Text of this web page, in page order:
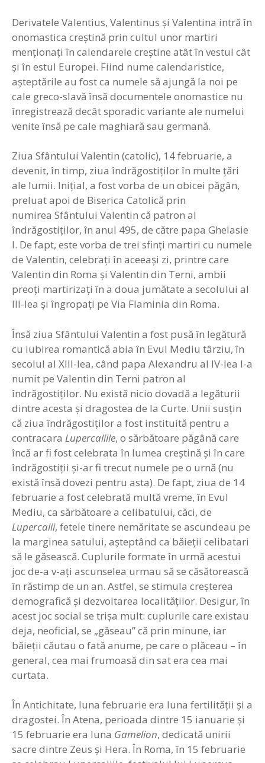
Derivatele Valentius, Valentinus şi Valentina intră în
onomastica creştină prin cultul unor martiri
menţionaţi în calendarele creştine atât în vestul cât
şi în estul Europei. Fiind nume calendaristice,
așteptările au fost ca numele să ajungă la noi pe
cale greco-slavă însă documentele onomastice nu
înregistrează decât sporadic variante ale numelui
venite însă pe cale maghiară sau germană.
Ziua Sfântului Valentin (catolic), 14 februarie, a
devenit, în timp, ziua îndrăgostiţilor în multe ţări
ale lumii. Iniţial, a fost vorba de un obicei păgân,
preluat apoi de Biserica Catolică prin
numirea Sfântului Valentin că patron al
îndrăgostiţilor, în anul 495, de către papa Ghelasie
I. De fapt, este vorba de trei sfinţi martiri cu numele
de Valentin, celebraţi în aceeaşi zi, printre care
Valentin din Roma şi Valentin din Terni, ambii
preoţi martirizaţi în a doua jumătate a secolului al
III-lea şi îngropaţi pe Via Flaminia din Roma.
Însă ziua Sfântului Valentin a fost pusă în legătură
cu iubirea romantică abia în Evul Mediu târziu, în
secolul al XIII-lea, când papa Alexandru al IV-lea l-a
numit pe Valentin din Terni patron al
îndrăgostiţilor. Nu există nicio dovadă a legăturii
dintre acesta şi dragostea de la Curte. Unii susţin
că ziua îndrăgostiţilor a fost instituită pentru a
contracara Lupercaliile, o sărbătoare păgână care
încă ar fi fost celebrata în lumea creştină şi în care
îndrăgostiţii şi-ar fi trecut numele pe o urnă (nu
există însă dovezi pentru asta). De fapt, ziua de 14
februarie a fost celebrată multă vreme, în Evul
Mediu, ca sărbătoare a celibatului, căci, de
Lupercalii, fetele tinere nemăritate se ascundeau pe
la marginea satului, aşteptând ca băieţii celibatari
să le găsească. Cuplurile formate în urmă acestui
joc de-a v-aţi ascunselea urmau să se căsătorească
în răstimp de un an. Astfel, se stimula creşterea
demografică şi dezvoltarea localităţilor. Desigur, în
acest joc social se trişa mult: cuplurile care existau
deja, neoficial, se „găseau” că prin minune, iar
băieţii căutau o fată anume, pe care o plăceau – în
general, cea mai frumoasă din sat era cea mai
curtata.
În Antichitate, luna februarie era luna fertilităţii şi a
dragostei. În Atena, perioada dintre 15 ianuarie şi
15 februarie era luna Gamelion, dedicată unirii
sacre dintre Zeus şi Hera. În Roma, în 15 februarie